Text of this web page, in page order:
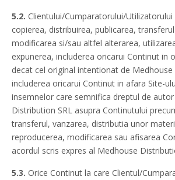
5.2. Clientului/Cumparatorului/
copierea, distribuirea, publicarea,
modificarea si/sau altfel alterarea,
expunerea, includerea oricarui Continut in
decat cel original intentionat de Medhouse
includerea oricarui Continut in afara Site-
insemnelor care semnifica dreptul de
Distribution SRL asupra Continutului
transferul, vanzarea, distributia unor
reproducerea, modificarea sau afisarea
acordul scris expres al Medhouse
5.3. Orice Continut la care Clientul/